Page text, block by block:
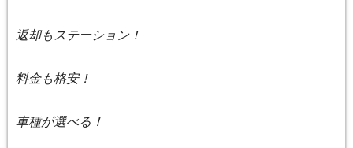
返却もステーション！
料金も格安！
車種が選べる！